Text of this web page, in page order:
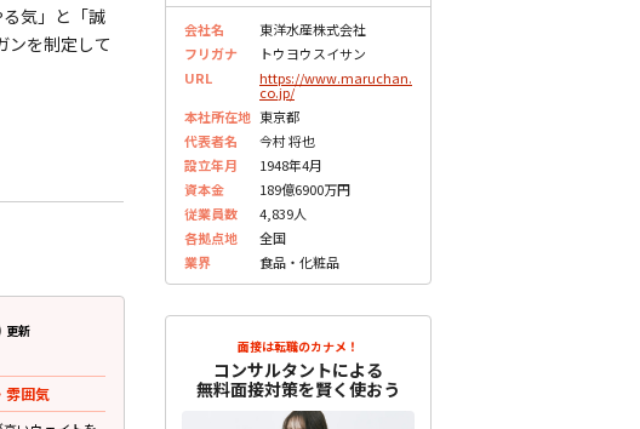
気」と「誠
ンを制定して
更新
雰囲気
20代前半 男性
面接で質問されたこと
会社名
東洋水産株式会社
フリガナ
トウヨウスイサン
URL
https://www.maruchan.
co.jp/
本社所在地 東京都
代表者名
今村 将也
設立年月
1948年4月
資本金
189億6900万円
従業員数
4,839人
各拠点地
全国
業界
食品・化粧品
面接は転職のカナメ！
コンサルタントによる
無料面接対策を賢く使おう